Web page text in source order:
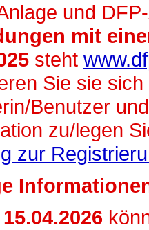
und
mit
steht
Sie sie
Benutzer
zu/legen
zur
15.04.2026